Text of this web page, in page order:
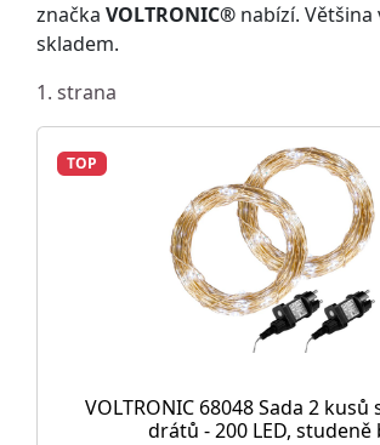
značka VOLTRONIC® nabízí. Většina
skladem.
1. strana
TOP
VOLTRONIC 68048 Sada 2 kusů
drátů - 200 LED, studeně